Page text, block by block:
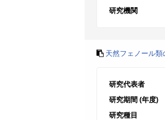
研究機関
天然フェノール
研究代表者
研究期間 (年度)
研究種目